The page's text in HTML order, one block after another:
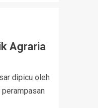
Agraria
dipicu oleh